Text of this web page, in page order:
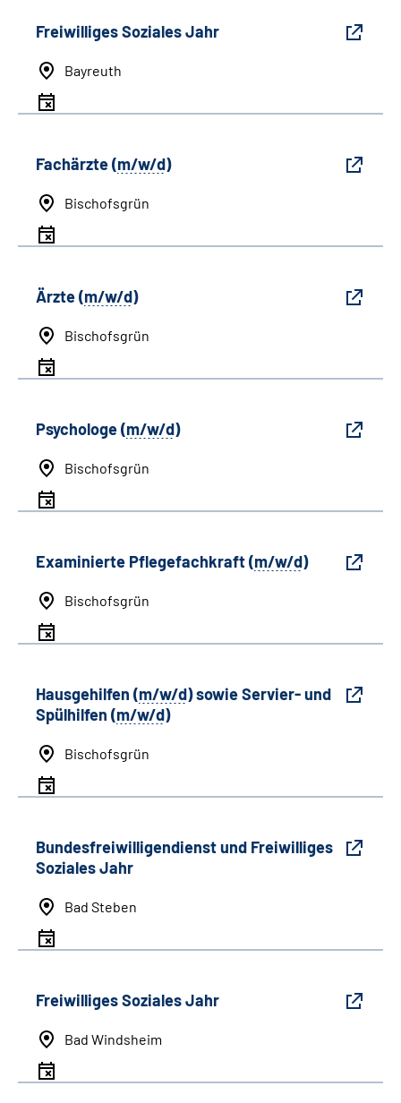
Freiwilliges Soziales Jahr
Bayreuth
Fachärzte (m/w/d)
Bischofsgrün
Ärzte (m/w/d)
Bischofsgrün
Psychologe (m/w/d)
Bischofsgrün
Examinierte Pflegefachkraft (m/w/d)
Bischofsgrün
Hausgehilfen (m/w/d) sowie Servier- und
Spülhilfen (m/w/d)
Bischofsgrün
Bundesfreiwilligendienst und Freiwilliges
Soziales Jahr
Bad Steben
Freiwilliges Soziales Jahr
Bad Windsheim